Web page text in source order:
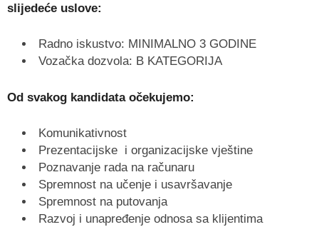
slijedeće uslove:
Radno iskustvo: MINIMALNO 3 GODINE
Vozačka dozvola: B KATEGORIJA
Od svakog kandidata očekujemo:
Komunikativnost
Prezentacijske i organizacijske vještine
Poznavanje rada na računaru
Spremnost na učenje i usavršavanje
Spremnost na putovanja
Razvoj i unapređenje odnosa sa klijentima